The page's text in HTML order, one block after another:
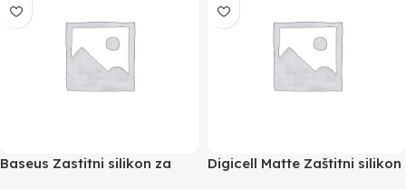
Baseus Zastitni silikon za
Digicell Matte Zaštitni silikon